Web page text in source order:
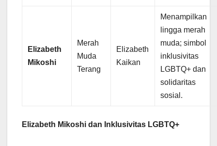
Elizabeth
Mikoshi
Merah
Muda
Terang
Elizabeth
Kaikan
Menampilkan
lingga merah
muda; simbol
inklusivitas
LGBTQ+ dan
solidaritas
sosial.
Elizabeth Mikoshi dan Inklusivitas LGBTQ+